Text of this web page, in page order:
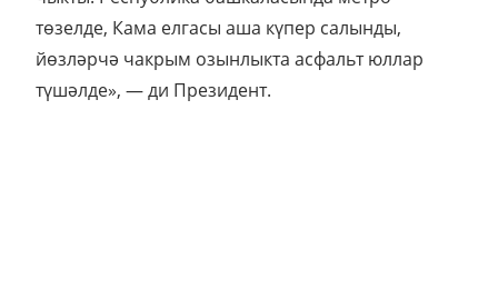
төзелде, Кама елгасы аша күпер салынды,
йөзләрчә чакрым озынлыкта асфальт юллар
түшәлде», — ди Президент.